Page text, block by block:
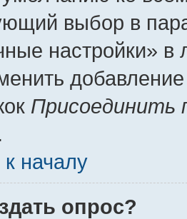
выбор в
настройки»
Присоединить
началу
опрос?